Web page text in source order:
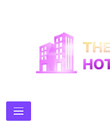
The Cadillac Hotel